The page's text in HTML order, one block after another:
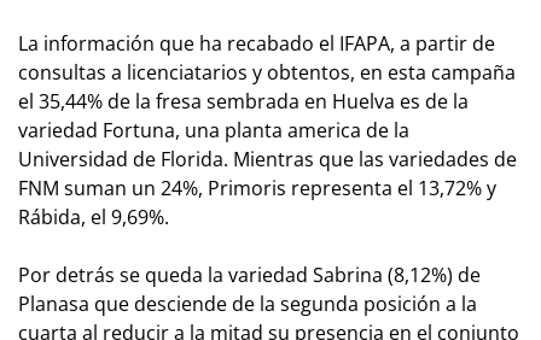
La información que ha recabado el IFAPA, a partir de
consultas a licenciatarios y obtentos, en esta campaña
el 35,44% de la fresa sembrada en Huelva es de la
variedad Fortuna, una planta america de la
Universidad de Florida. Mientras que las variedades de
FNM suman un 24%, Primoris representa el 13,72% y
Rábida, el 9,69%.
Por detrás se queda la variedad Sabrina (8,12%) de
Planasa que desciende de la segunda posición a la
cuarta al reducir a la mitad su presencia en el conjunto